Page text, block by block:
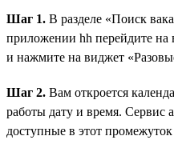
Шаг 1. В разделе «Поиск
приложении hh перейдите на
и нажмите на виджет
Шаг 2. Вам откроется
работы дату и время. Сервис
доступные в этот